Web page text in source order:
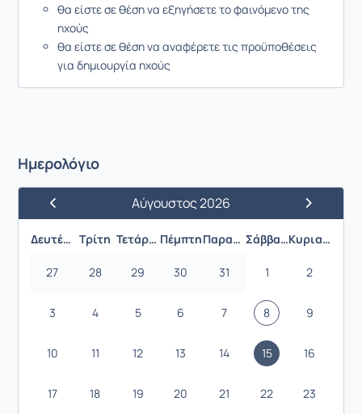
θα είστε σε θέση να εξηγήσετε το φαινόμενο της
ηχούς
θα είστε σε θέση να αναφέρετε τις προϋποθέσεις
για δημιουργία ηχούς
Ημερολόγιο
Προηγούμενος ΜήναςΑύγουστος 2026
Επόμενος
Δευτέρα Τρίτη Τετάρτη Πέμπτη Παρασκευή Σάββατο Κυριακή
27 28 29 30 31 1 2
3 4 5 6 7 8 9
10 11 12 13 14 15 16
17 18 19 20 21 22 23